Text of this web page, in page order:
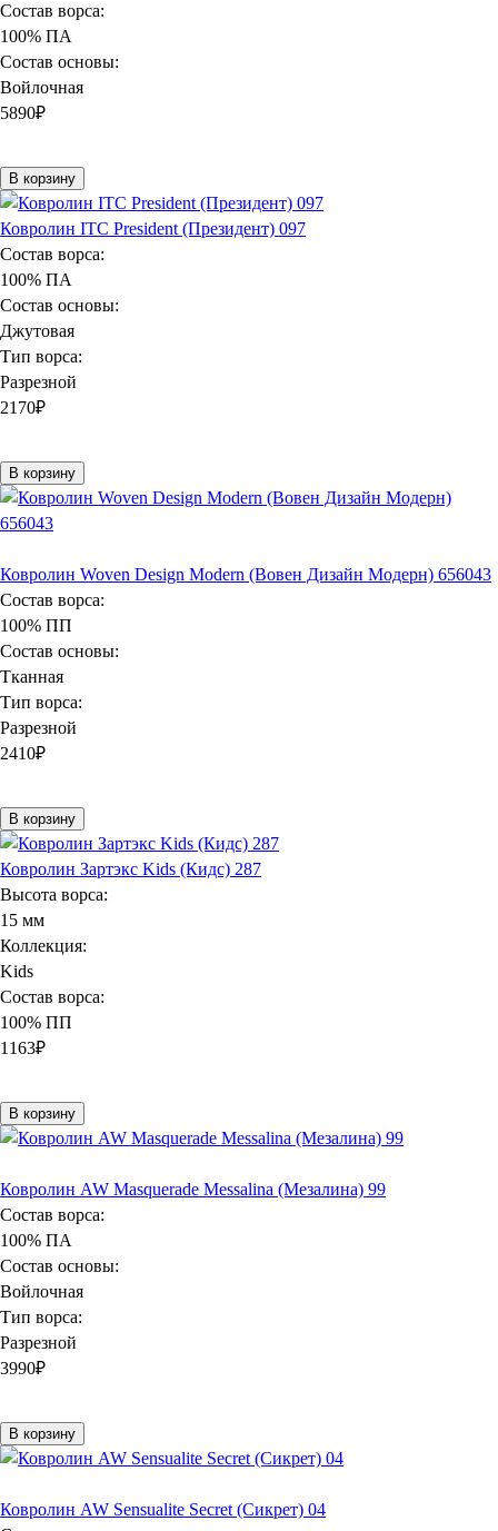
Состав ворса:
100% ПА
Состав основы:
Войлочная
5890₽
В корзину
Ковролин ITC President (Президент) 097
Состав ворса:
100% ПА
Состав основы:
Джутовая
Тип ворса:
Разрезной
2170₽
В корзину
Ковролин Woven Design Modern (Вовен Дизайн Модерн) 656043
Состав ворса:
100% ПП
Состав основы:
Тканная
Тип ворса:
Разрезной
2410₽
В корзину
Ковролин Зартэкс Kids (Кидс) 287
Высота ворса:
15 мм
Коллекция:
Kids
Состав ворса:
100% ПП
1163₽
В корзину
Ковролин AW Masquerade Messalina (Мезалина) 99
Состав ворса:
100% ПА
Состав основы:
Войлочная
Тип ворса:
Разрезной
3990₽
В корзину
Ковролин AW Sensualite Secret (Сикрет) 04